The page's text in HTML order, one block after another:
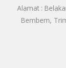
Alamat :
Bembem,